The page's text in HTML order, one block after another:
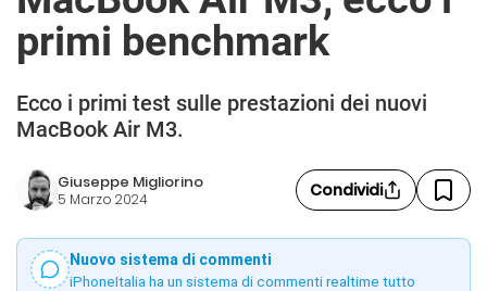
primi benchmark
Ecco i primi test sulle prestazioni dei nuovi
MacBook Air M3.
Giuseppe Migliorino
5 Marzo 2024 Condividi
Nuovo sistema di commenti
iPhoneItalia ha un sistema di commenti realtime tutto